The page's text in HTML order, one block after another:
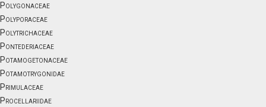
Polygonaceae
Polyporaceae
Polytrichaceae
Pontederiaceae
Potamogetonaceae
Potamotrygonidae
Primulaceae
Procellariidae